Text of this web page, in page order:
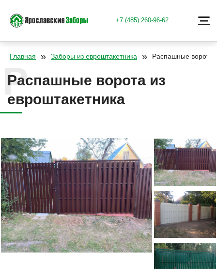
+7 (485) 260-96-62
Главная » Заборы из евроштакетника » Распашные ворота
Распашные ворота из
евроштакетника